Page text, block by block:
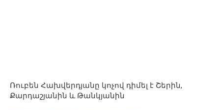
Ռուբեն Հախվերդյանը կոչով դիմել է Շերին,
Քարդաշյանին և Թանկյանին